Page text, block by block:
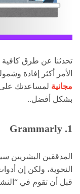
تحدثنا عن طرق
الأمر أكثر إفادة
مجانية لمساعدتك على
بشكل أفضل..
1. Grammarly
المدققين البشريين
قبل أن تقوم في